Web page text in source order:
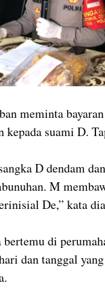
meminta
kepada suami D.
D dendam
M
De,” kata
di
dan tanggal